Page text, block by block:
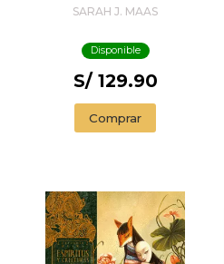
EDICIÓN ESPECIAL
SARAH J. MAAS
Disponible
S/ 129.90
Comprar